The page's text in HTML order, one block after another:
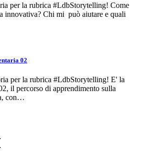
per la rubrica #LdbStorytelling! Come
innovativa? Chi mi può aiutare e quali
02
per la rubrica #LdbStorytelling! E' la
il percorso di apprendimento sulla
con…